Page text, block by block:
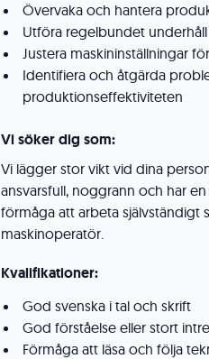
Övervaka och hantera
Utföra regelbundet
Justera maskininställningar
Identifiera och åtgärda
produktionseffektiviteten
Vi söker dig som:
Vi lägger stor vikt vid dina
ansvarsfull, noggrann och har
förmåga att arbeta självständigt
maskinoperatör.
Kvalifikationer:
God svenska i tal och skrift
God förståelse eller stort
Förmåga att läsa och följa